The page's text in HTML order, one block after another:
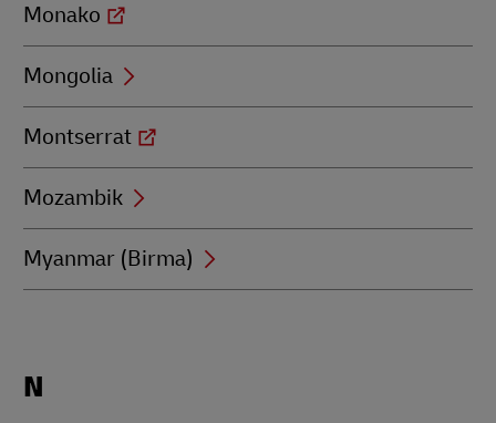
Monako
Mongolia
Montserrat
Mozambik
Myanmar (Birma)
beginning
N